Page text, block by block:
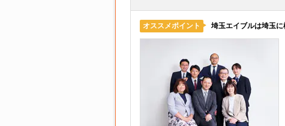
オススメポイント 埼玉エイブルは埼玉